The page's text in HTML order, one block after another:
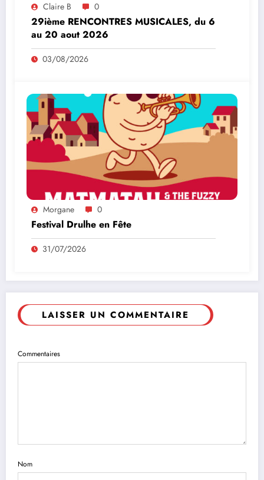
Claire B 0
29ième RENCONTRES MUSICALES, du 6
au 20 aout 2026
03/08/2026
Morgane 0
Festival Drulhe en Fête
31/07/2026
LAISSER UN COMMENTAIRE
Commentaires
Nom